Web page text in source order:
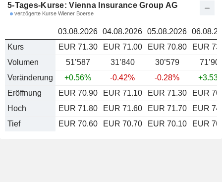
5-Tages-Kurse: Vienna Insurance Group AG
verzögerte Kurse Wiener Boerse
03.08.2026 04.08.2026 05.08.2026
Kurs
EUR 71.30 EUR 71.00 EUR 70.80
EUR
Volumen
51’587 31’840 30’579
Veränderung
+0.56% -0.42% -0.28%
Eröffnung
EUR 70.90 EUR 71.10 EUR 71.30
EUR
Hoch
EUR 71.80 EUR 71.60 EUR 71.70
EUR
Tief
EUR 70.60 EUR 70.70 EUR 70.10 EUR